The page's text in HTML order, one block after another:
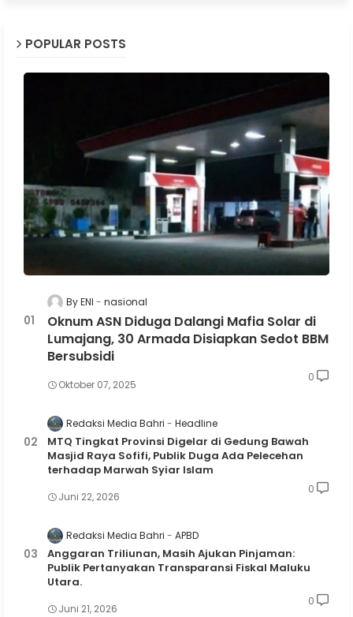
POPULAR POSTS
By ENI nasional
Oknum ASN Diduga Dalangi Mafia Solar di
Lumajang, 30 Armada Disiapkan Sedot BBM
Bersubsidi
Oktober 07, 2025
0
Redaksi Media Bahri Headline
MTQ Tingkat Provinsi Digelar di Gedung Bawah
Masjid Raya Sofifi, Publik Duga Ada Pelecehan
terhadap Marwah Syiar Islam
Juni 22, 2026
0
Redaksi Media Bahri APBD
Anggaran Triliunan, Masih Ajukan Pinjaman:
Publik Pertanyakan Transparansi Fiskal Maluku
Utara.
Juni 21, 2026
0